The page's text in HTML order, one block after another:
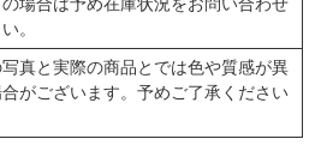
。
真と実際の商品とでは色や質感が異
がございます。予めご了承ください